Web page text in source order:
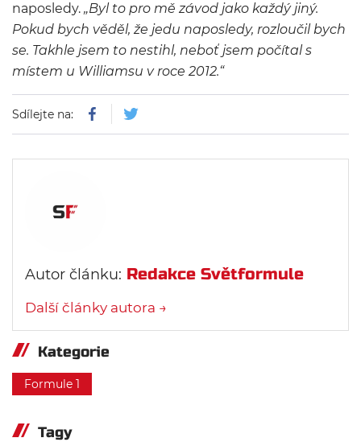
naposledy. „Byl to pro mě závod jako každý jiný.
Pokud bych věděl, že jedu naposledy, rozloučil bych
se. Takhle jsem to nestihl, neboť jsem počítal s
místem u Williamsu v roce 2012.“
Sdílejte na:
Autor článku: Redakce Světformule
Další články autora →
Kategorie
Formule 1
Tagy